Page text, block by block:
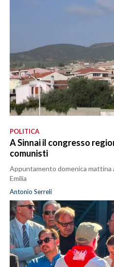
POLITICA
A Sinnai il congresso
comunisti
Appuntamento domenica mattina
Emilia
Antonio Serreli